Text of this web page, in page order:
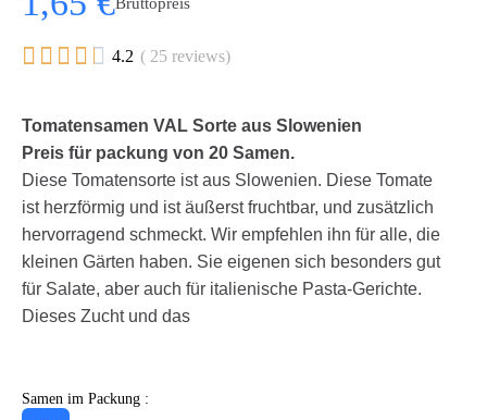
     4.2 ( 25 reviews)
Tomatensamen VAL Sorte aus Slowenien
Preis für packung von 20 Samen.
Diese Tomatensorte ist aus Slowenien. Diese Tomate
ist herzförmig und ist äußerst fruchtbar, und zusätzlich
hervorragend schmeckt. Wir empfehlen ihn für alle, die
kleinen Gärten haben. Sie eigenen sich besonders gut
für Salate, aber auch für italienische Pasta-Gerichte.
Dieses Zucht und das
Samen im Packung :